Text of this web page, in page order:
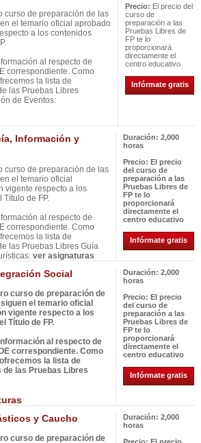
curso de preparación de las
el temario oficial aprobado
a los contenidos
al respecto de
correspondiente. Como
la lista de
las Pruebas Libres
de Eventos:
Precio: El precio del
curso de
preparación a las
Pruebas Libres de
FP te lo
proporcionará
directamente el
centro educativo
Infórmate gratis
Información y
curso de preparación de las
el temario oficial
vigente respecto a los
de FP.
al respecto de
correspondiente. Como
la lista de
las Pruebas Libres Guía
ver asignaturas
Duración: 2,000
horas
Precio: El precio
del curso de
preparación a las
Pruebas Libres de
FP te lo
proporcionará
directamente el
centro educativo
Infórmate gratis
Social
curso de preparación de
el temario oficial
vigente respecto a los
Título de FP.
al respecto de
correspondiente. Como
la lista de
las Pruebas Libres
Duración: 2,000
horas
Precio: El precio
del curso de
preparación a las
Pruebas Libres de
FP te lo
proporcionará
directamente el
centro educativo
Infórmate gratis
y Caucho
curso de preparación de
Duración: 2,000
horas